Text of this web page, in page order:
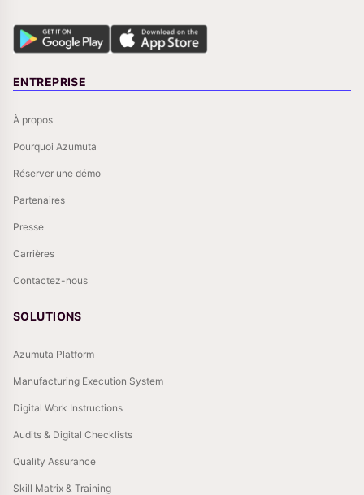
ENTREPRISE
À propos
Pourquoi Azumuta
Réserver une démo
Partenaires
Presse
Carrières
Contactez-nous
SOLUTIONS
Azumuta Platform
Manufacturing Execution System
Digital Work Instructions
Audits & Digital Checklists
Quality Assurance
Skill Matrix & Training